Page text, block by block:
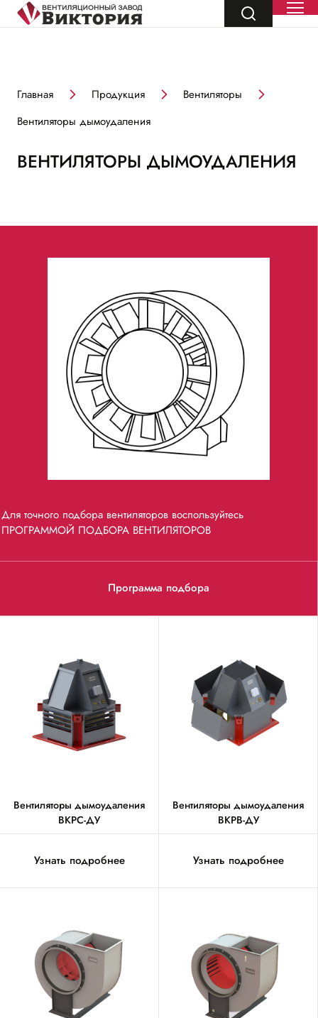
Главная Продукция
Вентиляторы
Вентиляторы дымоудаления
ВЕНТИЛЯТОРЫ ДЫМОУДАЛЕНИЯ
Для точного подбора вентиляторов воспользуйтесь
ПРОГРАММОЙ ПОДБОРА ВЕНТИЛЯТОРОВ
Программа подбора
Вентиляторы дымоудаления
ВКРС-ДУ
Узнать подробнее
Вентиляторы дымоудаления
ВКРВ-ДУ
Узнать подробнее